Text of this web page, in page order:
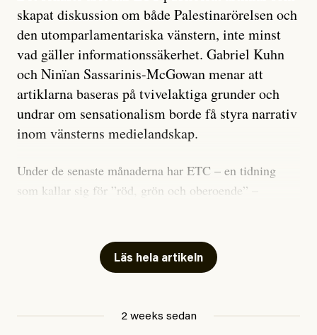
skapat diskussion om både Palestinarörelsen och
den utomparlamentariska vänstern, inte minst
vad gäller informationssäkerhet. Gabriel Kuhn
och Ninïan Sassarinis-McGowan menar att
artiklarna baseras på tvivelaktiga grunder och
undrar om sensationalism borde få styra narrativ
inom vänsterns medielandskap.
Under de senaste månaderna har ETC – en tidning
som kallar sig för ”röd, grön och oberoende” –
skriver för? Vad betyder det att vara en ”röd, grön och
oberoende” tidning? Och vad är egentligen bra
Läs hela artikeln
2 weeks sedan